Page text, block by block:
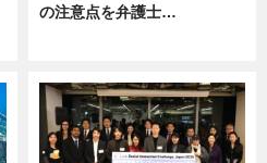
の注意点を弁護士…